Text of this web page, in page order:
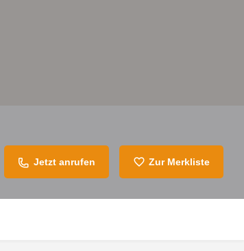
Jetzt anrufen Zur Merkliste